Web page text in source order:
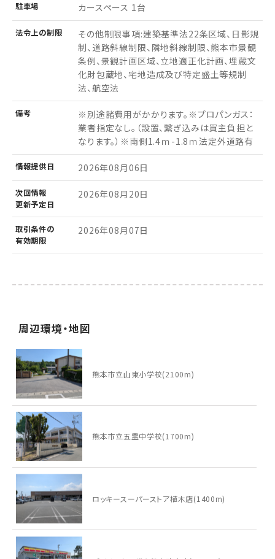
駐車場 カースペース 1台
法令上の制限
その他制限事項:建築基準法22条区域、日影規
制、道路斜線制限、隣地斜線制限、熊本市景観
条例、景観計画区域、立地適正化計画、埋蔵文
化財包蔵地、宅地造成及び特定盛土等規制
法、航空法
備考
※別途諸費用がかかります。※プロパンガス：
業者指定なし。（設置、繋ぎ込みは買主負担と
なります。）※南側1.4ｍ-1.8ｍ法定外道路有
情報提供日 2026年08月06日
次回情報
更新予定日
2026年08月20日
取引条件の
有効期限
2026年08月07日
周辺環境・地図
熊本市立山東小学校(2100m)
熊本市立五霊中学校(1700m)
ロッキースーパーストア植木店(1400m)